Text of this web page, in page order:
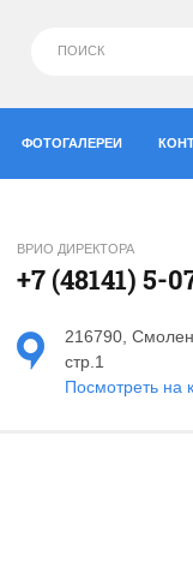
ФОТОГАЛЕРЕИ
ВРИО ДИРЕКТОРА
+7 (48141) 5-
216790,
стр.1
Посмотреть на